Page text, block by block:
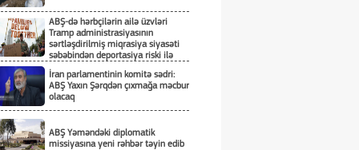
ABŞ-də hərbçilərin ailə üzvləri
Tramp administrasiyasının
sərtləşdirilmiş miqrasiya siyasəti
səbəbindən deportasiya riski ilə
üzləşiblər
İran parlamentinin komitə sədri:
ABŞ Yaxın Şərqdən çıxmağa məcbur
olacaq
ABŞ Yəməndəki diplomatik
missiyasına yeni rəhbər təyin edib